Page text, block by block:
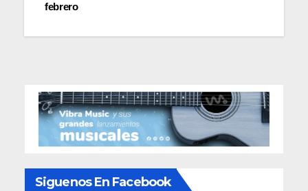
febrero
Siguenos En Facebook